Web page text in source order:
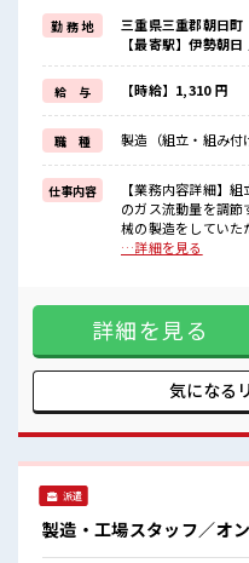
基本的に髪色自由で明るすぎ
(規定有)≪ラクラク制服アリ≫
制服があるので、
毎日の服装の悩み解消♪
≪未経験でも活躍できる≫
新しいことにチャレンジするの
しっかり働く環境が整っていま
イチからスキルUP・ステップ
≪様々なお仕事をご提案≫
一人で悩まず気軽に相談できる
派遣のお仕事です！
■職場の雰囲気
モチベーションもUP！
20代が多数活躍中！
社会人経験が浅くてもOK！
ここから経験積んでいきまし
勤 務 地
三重県三重郡朝日町
【最寄駅】伊勢朝
給 与 【時給】1,310 円
職 種 製造（組立・組み付
仕事内容
【業務内容詳細】
のガス流動量を調
械の製造をしていた
ねじ締めをしたり、
≪残業で稼げる≫ 高
月20時間以上あり
るすぎたり奇抜でな
アリ≫ 制服がある
も活躍できる≫ 新
ど、 しっかり働く
≫ 一人で悩まず気軽
場の雰囲気 髪型・
…詳細を見る
詳細を見る
気になる
派遣
製造・工場スタッフ／オ